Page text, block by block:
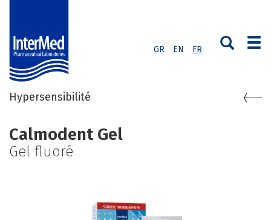
GR EN FR
Hypersensibilité
Calmodent Gel
Gel fluoré